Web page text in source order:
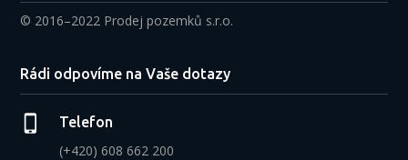
© 2016–2022 Prodej pozemků s.r.o.
Rádi odpovíme na Vaše dotazy
Telefon
(+420) 608 662 200